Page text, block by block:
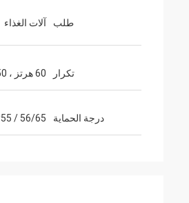
طلب آلات الغذاء
تكرار 60 هرتز ، 50 هرتز
درجة الحماية / 56/65